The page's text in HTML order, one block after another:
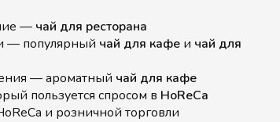
— чай для ресторана
— популярный чай для кафе и чай для
— ароматный чай для кафе
пользуется спросом в HoReCa
и розничной торговли